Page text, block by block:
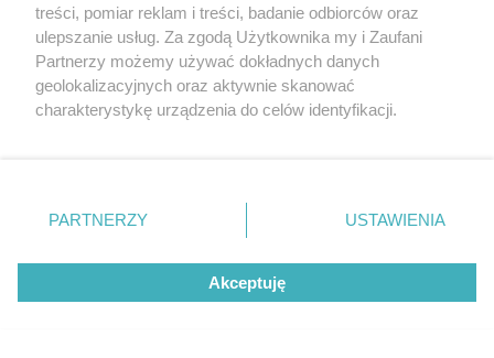
treści, pomiar reklam i treści, badanie odbiorców oraz
ulepszanie usług. Za zgodą Użytkownika my i Zaufani
Partnerzy możemy używać dokładnych danych
geolokalizacyjnych oraz aktywnie skanować
charakterystykę urządzenia do celów identyfikacji.
zmienić/wycofać klikając przycisk ustawień prywatności
znajdujący się w lewym dolnym rogu strony
rodzaje przetwarzania danych nie wymagają zgody
użytkownika, ale masz prawo sprzeciwić się takiemu
przetwarzaniu. Preferencje będą miały zastosowanie tylko
PARTNERZY USTAWIENIA
Akceptuję